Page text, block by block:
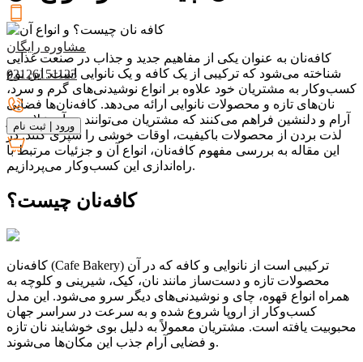
مشاوره رایگان
02126151123
ورود | ثبت نام
کافه‌نان به عنوان یکی از مفاهیم جدید و جذاب در صنعت غذایی
شناخته می‌شود که ترکیبی از یک کافه و یک نانوایی است. این نوع
کسب‌وکار به مشتریان خود علاوه بر انواع نوشیدنی‌های گرم و سرد،
نان‌های تازه و محصولات نانوایی ارائه می‌دهد. کافه‌نان‌ها فضایی
آرام و دلنشین فراهم می‌کنند که مشتریان می‌توانند در آن علاوه بر
لذت بردن از محصولات باکیفیت، اوقات خوشی را سپری کنند. در
این مقاله به بررسی مفهوم کافه‌نان، انواع آن و جزئیات مرتبط با
راه‌اندازی این کسب‌وکار می‌پردازیم.
کافه‌نان چیست؟
کافه‌نان (Cafe Bakery) ترکیبی است از نانوایی و کافه که در آن
محصولات تازه و دست‌ساز مانند نان، کیک، شیرینی و کلوچه به
همراه انواع قهوه، چای و نوشیدنی‌های دیگر سرو می‌شود. این مدل
کسب‌وکار از اروپا شروع شده و به سرعت در سراسر جهان
محبوبیت یافته است. مشتریان معمولاً به دلیل بوی خوشایند نان تازه
و فضایی آرام جذب این مکان‌ها می‌شوند.